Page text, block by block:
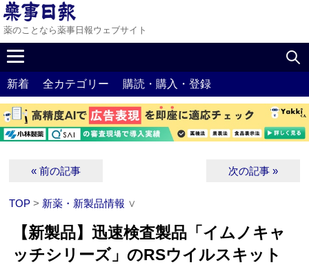
薬のことなら薬事日報ウェブサイト
新着 全カテゴリー 購読・購入・登録
« 前の記事 次の記事 »
TOP > 新薬・新製品情報 ∨
【新製品】迅速検査製品「イムノキャ
ッチシリーズ」のRSウイルスキット